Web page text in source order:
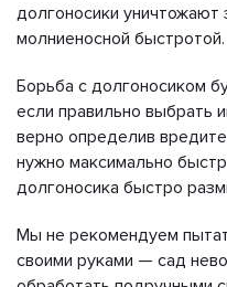
долгоносики
молниеносной быстротой.
Борьба с долгоносиком
если правильно выбрать
верно определив
нужно максимально
долгоносика быстро
Мы не рекомендуем
своими руками — сад